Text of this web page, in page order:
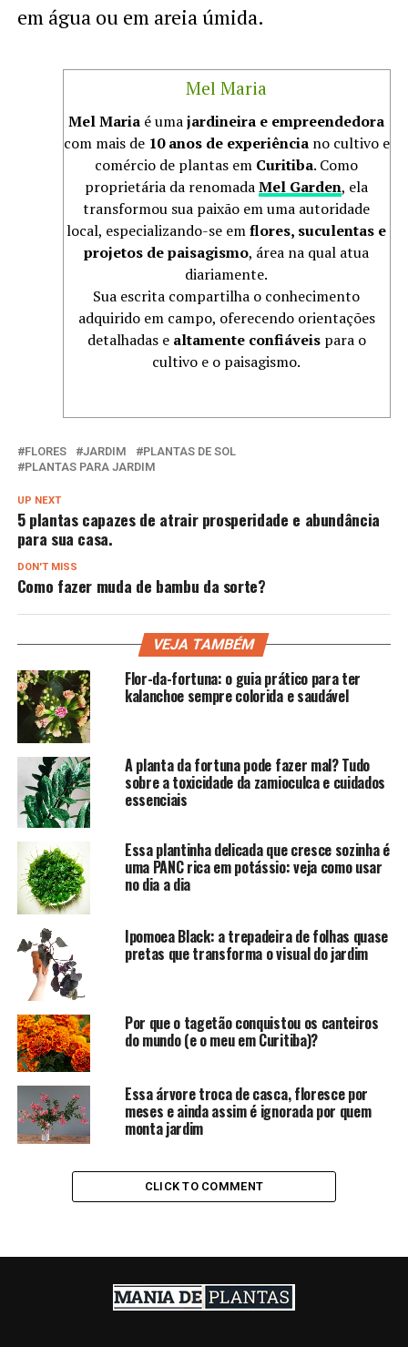
em água ou em areia úmida.
Mel Maria
Mel Maria é umajardineira e empreendedora
com mais de 10 anos de experiênciano cultivo e
comércio de plantas em Curitiba. Como
proprietária da renomadaMel Garden, ela
transformou sua paixão em uma autoridade
local, especializando-se emflores, suculentas e
projetos de paisagismo, área na qual atua
diariamente.
Sua escrita compartilha o conhecimento
adquirido em campo, oferecendo orientações
detalhadas e altamente confiáveispara o
cultivo e o paisagismo.
FLORES JARDIM
PLANTAS DE SOL
PLANTAS PARA JARDIM
UP NEXT
5 plantas capazes de atrair prosperidade e abundância
para sua casa.
DON'T MISS
Como fazer muda de bambu da sorte?
VEJA TAMBÉM
Flor-da-fortuna: o guia prático para ter
kalanchoe sempre colorida e saudável
A planta da fortuna pode fazer mal? Tudo
sobre a toxicidade da zamioculca e cuidados
essenciais
Essa plantinha delicada que cresce sozinha é
uma PANC rica em potássio: veja como usar
no dia a dia
Ipomoea Black: a trepadeira de folhas quase
pretas que transforma o visual do jardim
Por que o tagetão conquistou os canteiros
do mundo (e o meu em Curitiba)?
Essa árvore troca de casca, floresce por
meses e ainda assim é ignorada por quem
monta jardim
CLICK TO COMMENT